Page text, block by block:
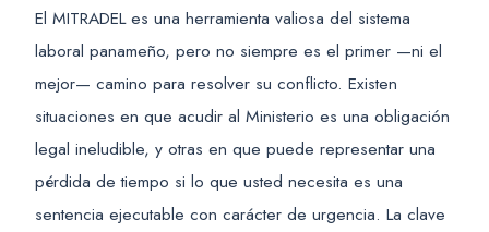
El MITRADEL es una herramienta valiosa del sistema
laboral panameño, pero no siempre es el primer —ni el
mejor— camino para resolver su conflicto. Existen
situaciones en que acudir al Ministerio es una obligación
legal ineludible, y otras en que puede representar una
pérdida de tiempo si lo que usted necesita es una
sentencia ejecutable con carácter de urgencia. La clave